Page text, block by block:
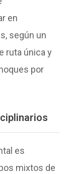
en
según un
ruta única y
por
es
mixtos de